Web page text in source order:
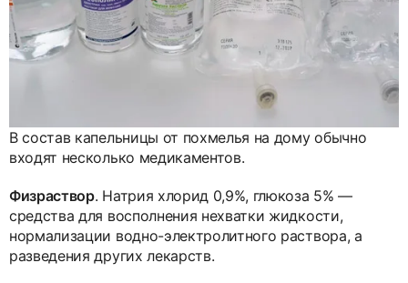
В состав капельницы от похмелья на дому обычно
входят несколько медикаментов.
Физраствор. Натрия хлорид 0,9%, глюкоза 5% —
средства для восполнения нехватки жидкости,
нормализации водно-электролитного раствора, а
разведения других лекарств.